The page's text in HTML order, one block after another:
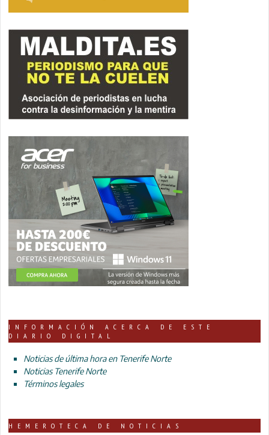
INFORMACIÓN ACERCA DE ESTE
DIARIO DIGITAL
Noticias de última hora en Tenerife Norte
Noticias Tenerife Norte
Términos legales
HEMEROTECA DE NOTICIAS